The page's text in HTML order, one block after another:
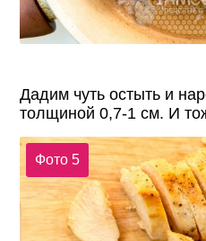
Дадим чуть остыть и
толщиной 0,7-1 см. И
Фото 5